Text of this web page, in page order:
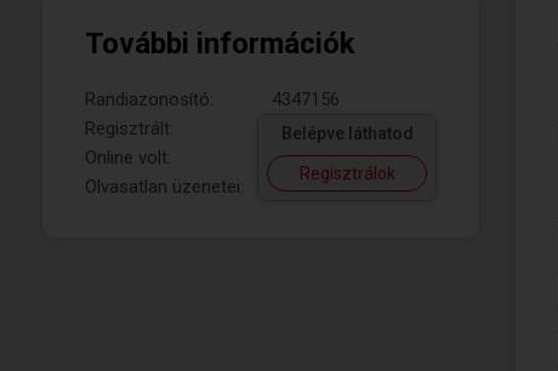
További információk
Randiazonosító:
4347156
Regisztrált:
Online volt:
Olvasatlan üzenetei:
Belépve láthatod
Regisztrálok